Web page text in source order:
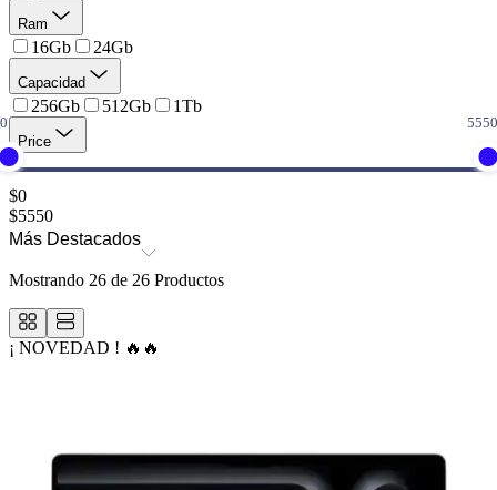
Ram
16Gb 24Gb
Capacidad
256Gb 512Gb 1Tb
Price
$0
$5550
Más Destacados
Mostrando 26 de 26 Productos
¡ NOVEDAD ! 🔥🔥